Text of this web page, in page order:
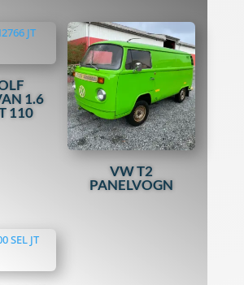
1.6
110
VW T2
PANELVOGN